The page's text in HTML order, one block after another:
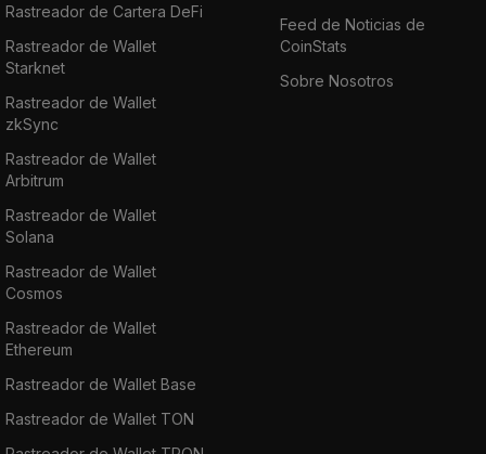
Rastreador de Cartera DeFi
Rastreador de Wallet
Starknet
Rastreador de Wallet
zkSync
Rastreador de Wallet
Arbitrum
Rastreador de Wallet
Solana
Rastreador de Wallet
Cosmos
Rastreador de Wallet
Ethereum
Rastreador de Wallet Base
Rastreador de Wallet TON
Feed de Noticias de
CoinStats
Sobre Nosotros